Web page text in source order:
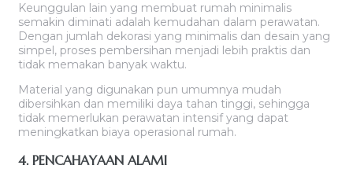
Keunggulan lain yang membuat rumah minimalis
semakin diminati adalah kemudahan dalam perawatan.
Dengan jumlah dekorasi yang minimalis dan desain yang
simpel, proses pembersihan menjadi lebih praktis dan
tidak memakan banyak waktu.
Material yang digunakan pun umumnya mudah
dibersihkan dan memiliki daya tahan tinggi, sehingga
tidak memerlukan perawatan intensif yang dapat
meningkatkan biaya operasional rumah.
4. PENCAHAYAAN ALAMI